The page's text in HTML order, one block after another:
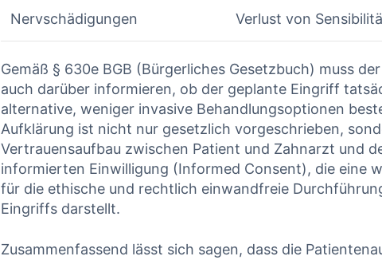
Nervschädigungen Verlust von
Gemäß §​ 630e BGB ⁤(Bürgerliches Gesetzbuch) muss
auch⁢ darüber informieren, ob der geplante Eingriff
alternative, weniger invasive Behandlungsoptionen
Aufklärung‍ ist nicht nur gesetzlich ⁣vorgeschrieben,
Vertrauensaufbau zwischen Patient und Zahnarzt und
informierten Einwilligung (Informed‍ Consent), die eine
für die ethische und rechtlich einwandfreie
Eingriffs⁣ darstellt.
Zusammenfassend‌ lässt sich sagen, dass die